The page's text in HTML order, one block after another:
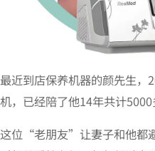
最近到店保养机器的颜先生，
机，已经陪了他14年共计5000
这位“老朋友”让妻子和他都